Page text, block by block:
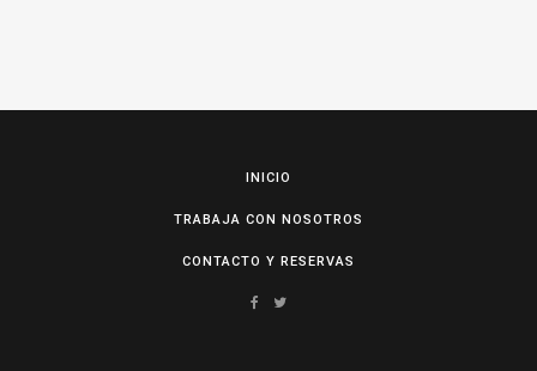
INICIO
TRABAJA CON NOSOTROS
CONTACTO Y RESERVAS